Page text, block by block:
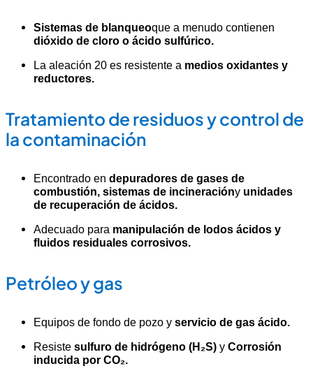
Sistemas de blanqueoque a menudo contienen
dióxido de cloro o ácido sulfúrico.
La aleación 20 es resistente a medios oxidantes y
reductores.
Tratamiento de residuos y control de
la contaminación
Encontrado en depuradores de gases de
combustión, sistemas de incineracióny unidades
de recuperación de ácidos.
Adecuado para manipulación de lodos ácidos y
fluidos residuales corrosivos.
Petróleo y gas
Equipos de fondo de pozo y servicio de gas ácido.
Resiste sulfuro de hidrógeno (H₂S) y Corrosión
inducida por CO₂.